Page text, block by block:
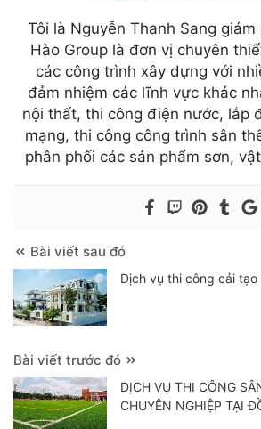
Tôi là Nguyễn Thanh Sang
Hào Group là đơn vị chuyên
các công trình xây dựng với
đảm nhiệm các lĩnh vực khác
nội thất, thi công điện nước, lắp
mạng, thi công công trình sân
phân phối các sản phẩm sơn,
Bài viết sau đó
Dịch vụ thi công cải
Bài viết trước đó
DỊCH VỤ THI CÔNG
CHUYÊN NGHIỆP TẠI